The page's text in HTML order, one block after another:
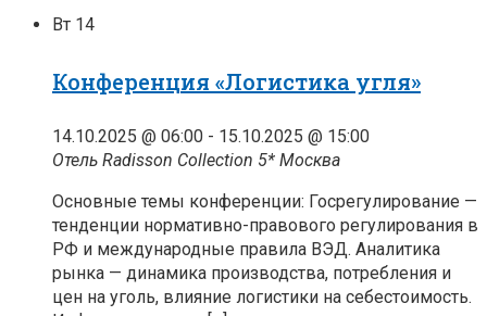
Вт 14
Конференция «Логистика угля»
14.10.2025 @ 06:00 - 15.10.2025 @ 15:00
Отель Radisson Collection 5* Москва
Основные темы конференции: Госрегулирование —
тенденции нормативно-правового регулирования в
РФ и международные правила ВЭД. Аналитика
рынка — динамика производства, потребления и
цен на уголь, влияние логистики на себестоимость.